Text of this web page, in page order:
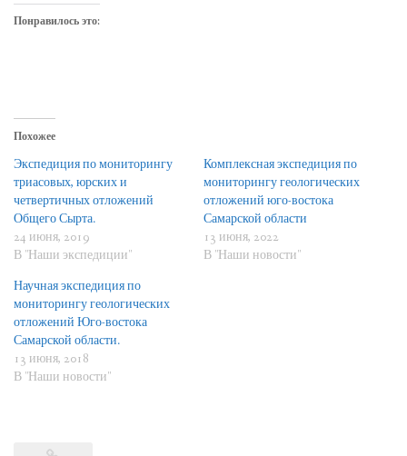
Понравилось это:
Похожее
Экспедиция по мониторингу
триасовых, юрских и
четвертичных отложений
Общего Сырта.
24 июня, 2019
В "Наши экспедиции"
Комплексная экспедиция по
мониторингу геологических
отложений юго-востока
Самарской области
13 июня, 2022
В "Наши новости"
Научная экспедиция по
мониторингу геологических
отложений Юго-востока
Самарской области.
13 июня, 2018
В "Наши новости"